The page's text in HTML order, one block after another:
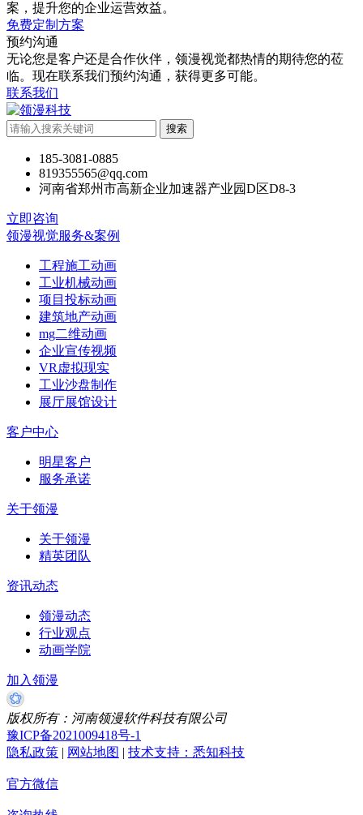
案，提升您的企业运营效益。
免费定制方案
预约沟通
无论您是客户还是合作伙伴，领漫视觉都热情的期待您的莅
临。现在联系我们预约沟通，获得更多可能。
联系我们
搜索
185-3081-0885
819355565@qq.com
河南省郑州市高新企业加速器产业园D区D8-3
立即咨询
领漫视觉服务&案例
工程施工动画
工业机械动画
项目投标动画
建筑地产动画
mg二维动画
企业宣传视频
VR虚拟现实
工业沙盘制作
展厅展馆设计
客户中心
明星客户
服务承诺
关于领漫
关于领漫
精英团队
资讯动态
领漫动态
行业观点
动画学院
加入领漫
版权所有：河南领漫软件科技有限公司
豫ICP备2021009418号-1
隐私政策 | 网站地图 | 技术支持：悉知科技
官方微信